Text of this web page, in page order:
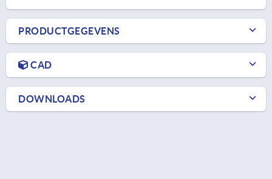
PRODUCTGEGEVENS
CAD
DOWNLOADS